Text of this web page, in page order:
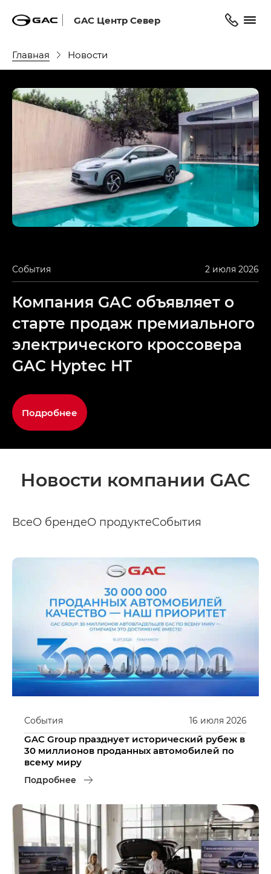
GAC Центр Север
Главная Новости
События 2 июля 2026
Компания GAC объявляет о
старте продаж премиального
электрического кроссовера
GAC Hyptec HT
Подробнее
Новости компании GAC
ВсеО брендеО продуктеСобытия
16 июля 2026
События
GAC Group празднует исторический рубеж в
30 миллионов проданных автомобилей по
всему миру
Подробнее